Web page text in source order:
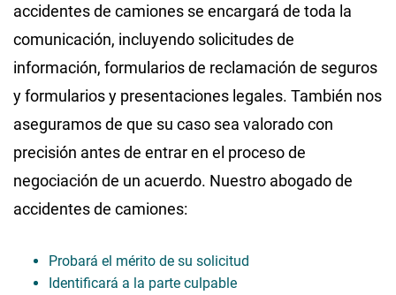
accidentes de camiones se encargará de toda la
comunicación, incluyendo solicitudes de
información, formularios de reclamación de seguros
y formularios y presentaciones legales. También nos
aseguramos de que su caso sea valorado con
precisión antes de entrar en el proceso de
negociación de un acuerdo. Nuestro abogado de
accidentes de camiones:
Probará el mérito de su solicitud
Identificará a la parte culpable